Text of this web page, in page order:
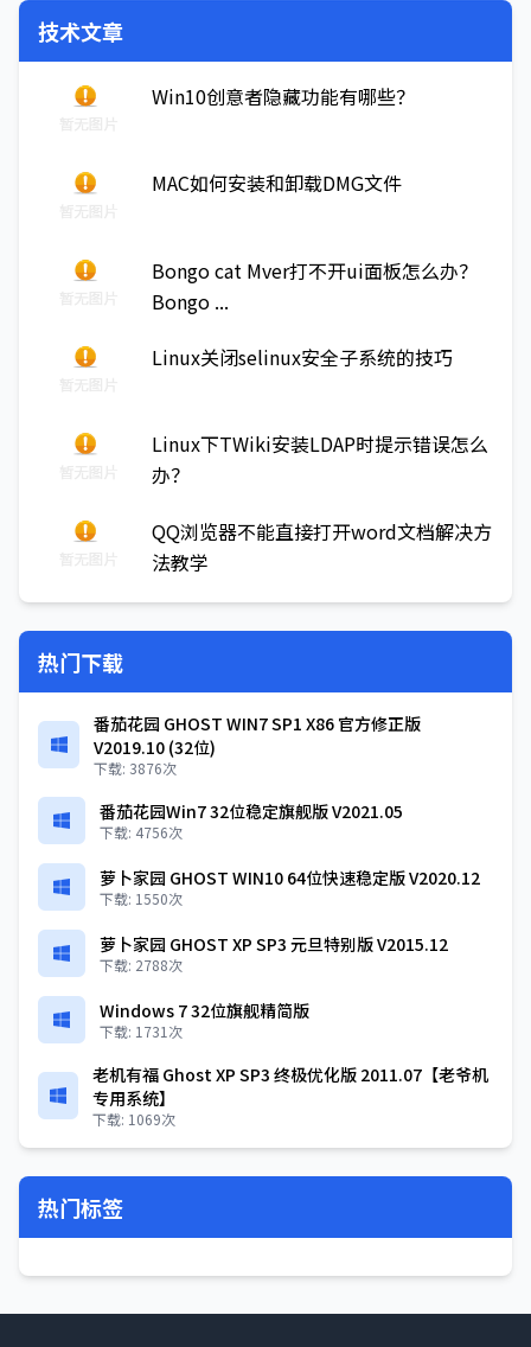
技术文章
Win10创意者隐藏功能有哪些？
MAC如何安装和卸载DMG文件
Bongo cat Mver打不开ui面板怎么办？
Bongo ...
Linux关闭selinux安全子系统的技巧
Linux下TWiki安装LDAP时提示错误怎么
办？
QQ浏览器不能直接打开word文档解决方
法教学
热门下载
番茄花园 GHOST WIN7 SP1 X86 官方修正版
V2019.10 (32位)
下载: 3876次
番茄花园Win7 32位稳定旗舰版 V2021.05
下载: 4756次
萝卜家园 GHOST WIN10 64位快速稳定版 V2020.12
下载: 1550次
萝卜家园 GHOST XP SP3 元旦特别版 V2015.12
下载: 2788次
Windows 7 32位旗舰精简版
下载: 1731次
老机有福 Ghost XP SP3 终极优化版 2011.07【老爷机
专用系统】
下载: 1069次
热门标签